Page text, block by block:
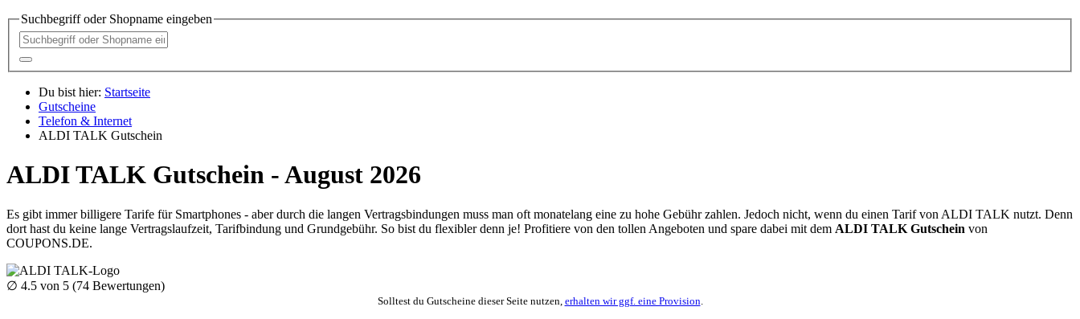
Suchbegriff oder Shopname eingeben
Du bist hier: Startseite
Gutscheine
Telefon & Internet
ALDI TALK Gutschein
ALDI TALK Gutschein - August 2026
Es gibt immer billigere Tarife für Smartphones - aber durch die langen Vertragsbindungen muss man oft monatelang eine zu hohe Gebühr zahlen. Jedoch nicht, wenn du einen Tarif von ALDI TALK nutzt. Denn
dort hast du keine lange Vertragslaufzeit, Tarifbindung und Grundgebühr. So bist du flexibler denn je! Profitiere von den tollen Angeboten und spare dabei mit dem ALDI TALK Gutschein von
COUPONS.DE.
∅ 4.5 von 5 (74 Bewertungen)
Solltest du Gutscheine dieser Seite nutzen, erhalten wir ggf. eine Provision